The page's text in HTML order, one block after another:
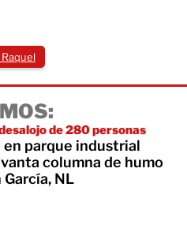
Raquel
de 280 personas
en parque industrial
columna de humo
NL